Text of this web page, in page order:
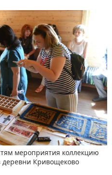
мероприятия коллекцию
деревни Кривощеково​